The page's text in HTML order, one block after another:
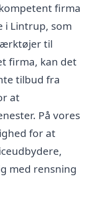
firma
Lintrup, som
til
firma, kan det
tilbud fra
at
På vores
for at
med rensning